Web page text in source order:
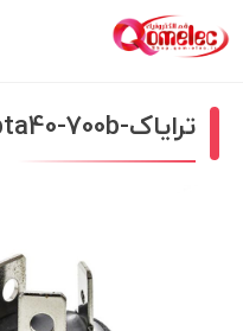
ترایاک-bta40-700b